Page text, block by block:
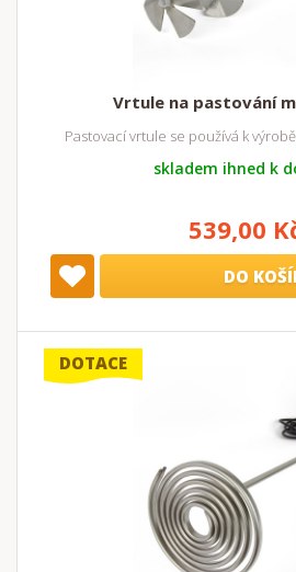
Vrtule na pastování
Pastovací vrtule se používá k
skladem ihned k
539,00
DO
DOTACE